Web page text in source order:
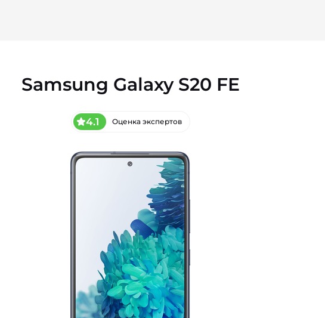
Samsung Galaxy S20 FE
4.1 Оценка экспертов